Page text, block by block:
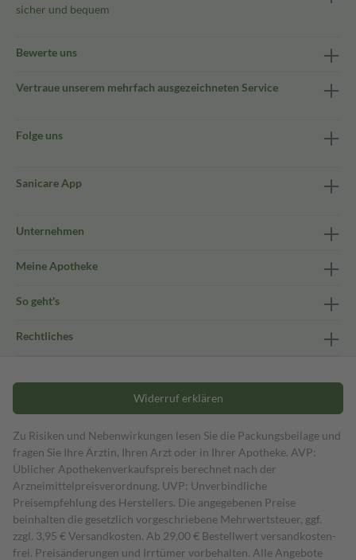
sicher und bequem
Bewerte uns
Vertraue unserem mehrfach ausgezeichneten Service
Folge uns
Sanicare App
Unternehmen
Meine Apotheke
So geht's
Rechtliches
Widerruf erklären
Zu Risiken und Nebenwirkungen lesen Sie die Packungsbeilage und
fragen Sie Ihre Ärztin, Ihren Arzt oder in Ihrer Apotheke. AVP:
Üblicher Apothekenverkaufspreis berechnet nach der
Arzneimittelpreisverordnung. UVP: Unverbindliche
Preisempfehlung des Herstellers. Die angegebenen Preise
beinhalten die gesetzlich vorgeschriebene Mehrwertsteuer, ggf.
zzgl. 3,95 € Versandkosten. Ab 29,00 € Bestell­wert versand­kosten­
frei. Preisänderungen und Irrtümer vorbehalten. Alle Angebote